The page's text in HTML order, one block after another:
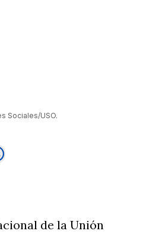
Sociales/USO.
de la Unión